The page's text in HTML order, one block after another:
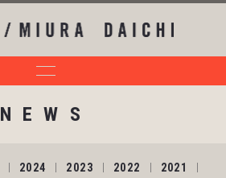
NEWS
2024 2023 2022 2021